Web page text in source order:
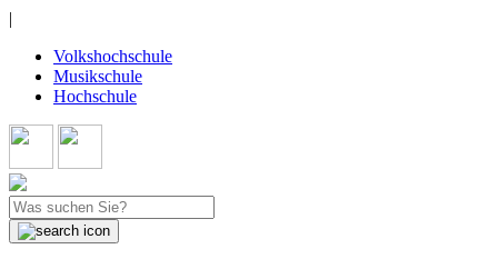
|
Volkshochschule
Musikschule
Hochschule